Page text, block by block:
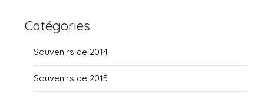
Catégories
Souvenirs de 2014
Souvenirs de 2015